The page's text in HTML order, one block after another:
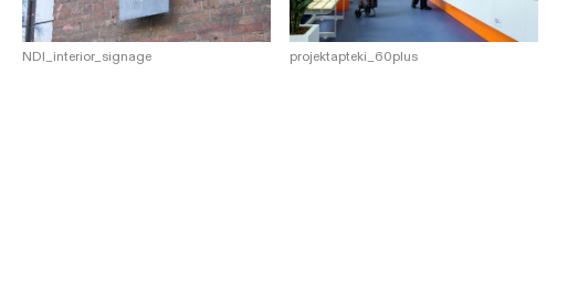
NDI_interior_signage projektapteki_60plus